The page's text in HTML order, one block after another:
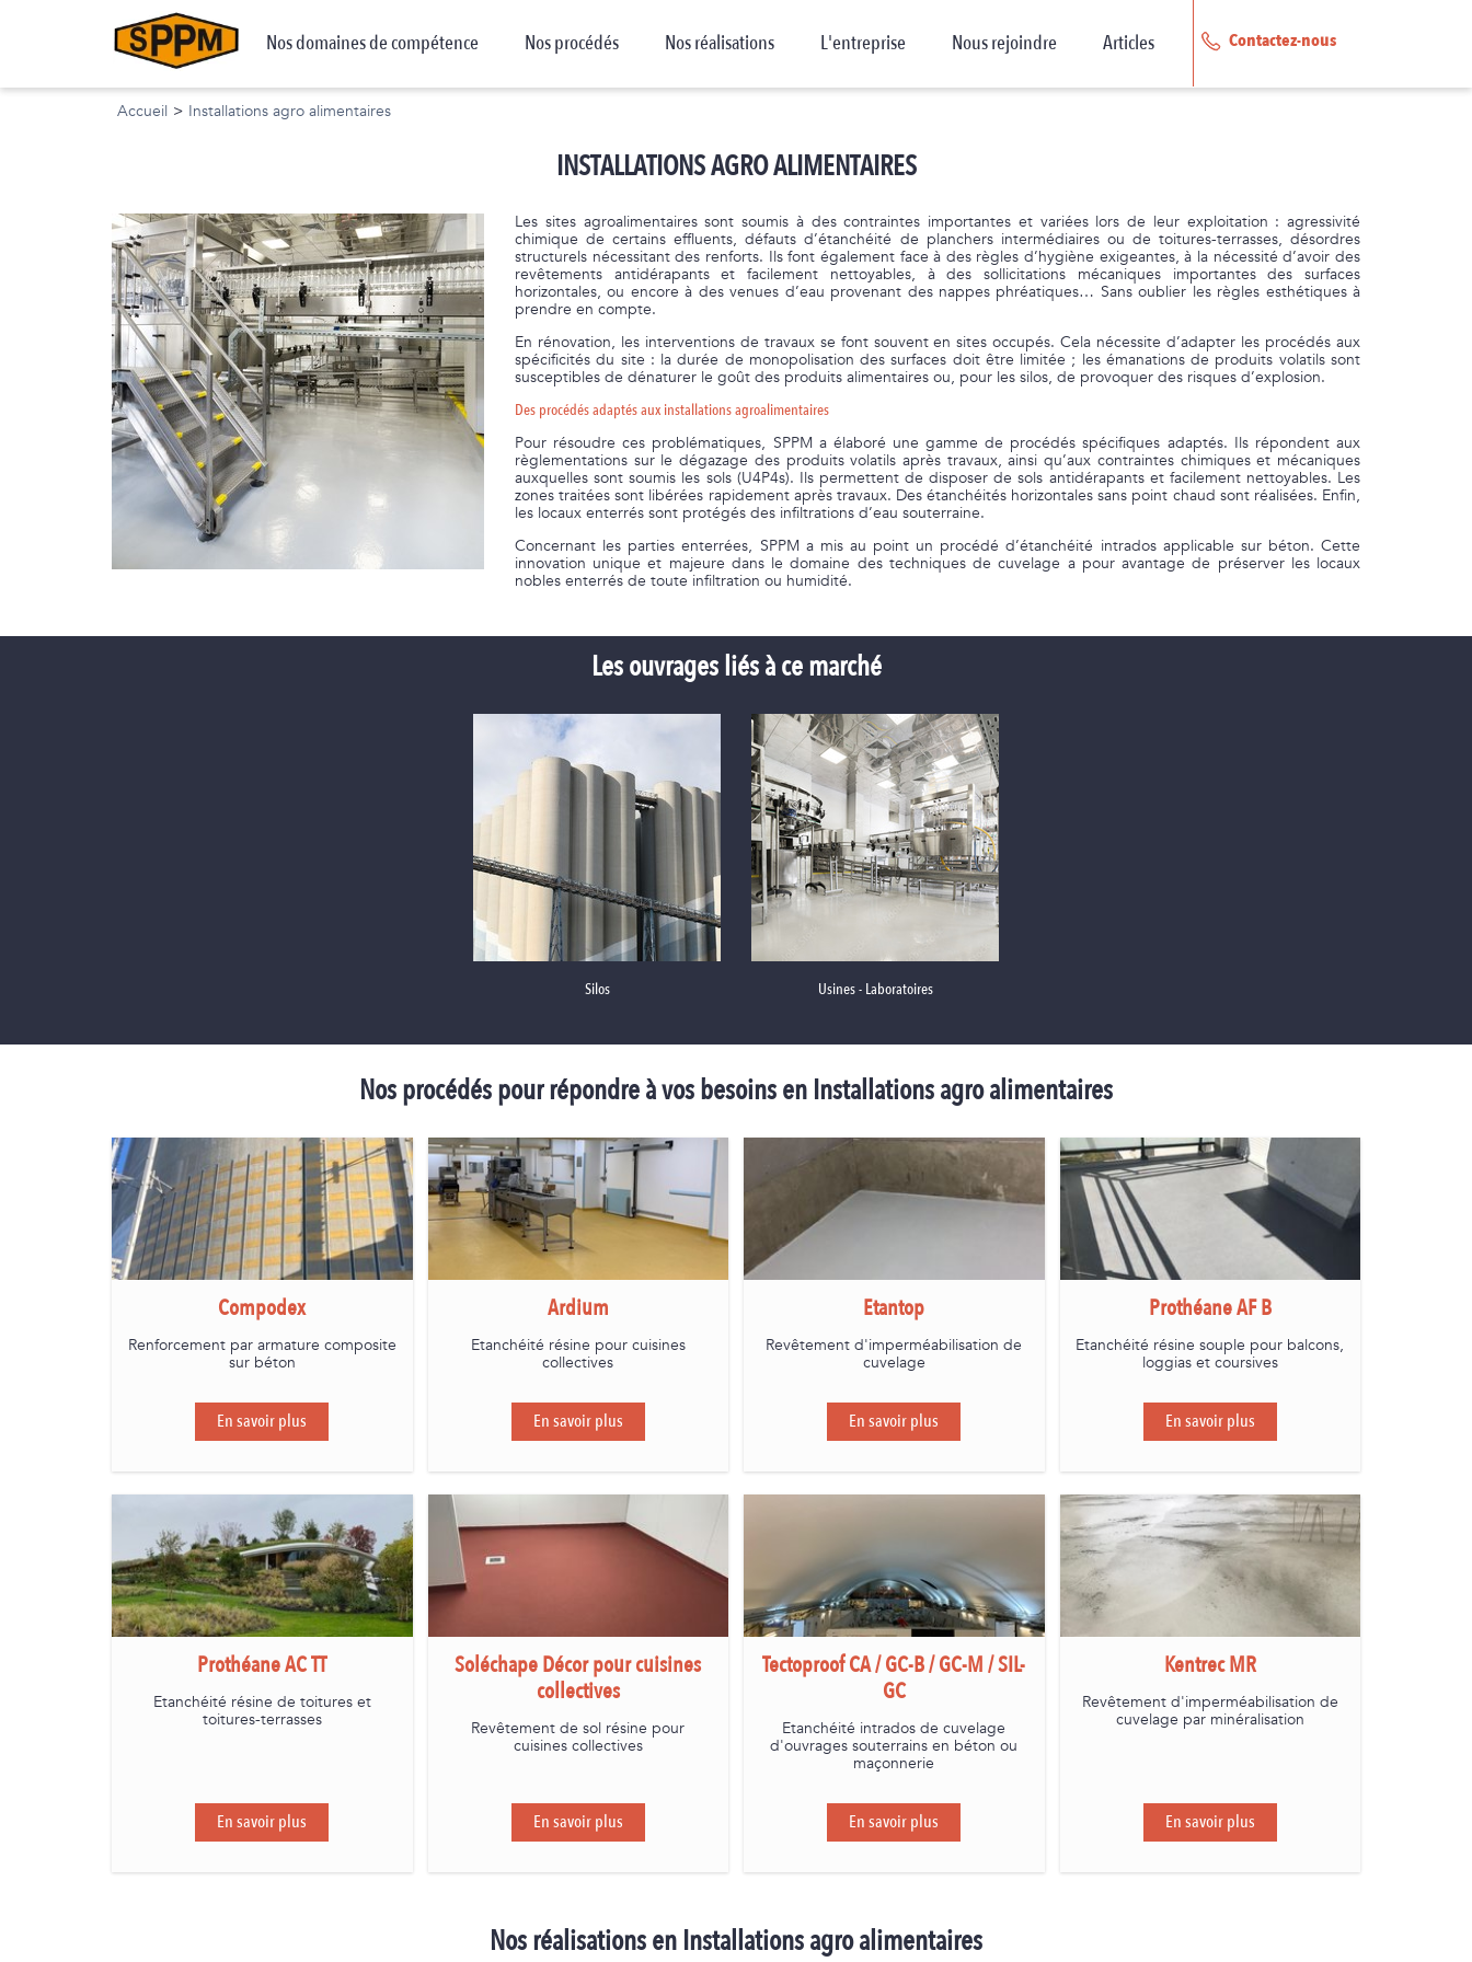
Nos domaines de compétence Nos procédés Nos réalisations L'entreprise Nous rejoindre Articles Contactez-nous
Accueil > Installations agro alimentaires
INSTALLATIONS AGRO ALIMENTAIRES
Les sites agroalimentaires sont soumis à des contraintes importantes et variées lors de leur exploitation : agressivité
chimique de certains effluents, défauts d’étanchéité de planchers intermédiaires ou de toitures-terrasses, désordres
structurels nécessitant des renforts. Ils font également face à des règles d’hygiène exigeantes, à la nécessité d’avoir des
revêtements antidérapants et facilement nettoyables, à des sollicitations mécaniques importantes des surfaces
horizontales, ou encore à des venues d’eau provenant des nappes phréatiques… Sans oublier les règles esthétiques à
prendre en compte.
En rénovation, les interventions de travaux se font souvent en sites occupés. Cela nécessite d’adapter les procédés aux
spécificités du site : la durée de monopolisation des surfaces doit être limitée ; les émanations de produits volatils sont
susceptibles de dénaturer le goût des produits alimentaires ou, pour les silos, de provoquer des risques d’explosion.
Des procédés adaptés aux installations agroalimentaires
Pour résoudre ces problématiques, SPPM a élaboré une gamme de procédés spécifiques adaptés. Ils répondent aux
règlementations sur le dégazage des produits volatils après travaux, ainsi qu’aux contraintes chimiques et mécaniques
auxquelles sont soumis les sols (U4P4s). Ils permettent de disposer de sols antidérapants et facilement nettoyables. Les
zones traitées sont libérées rapidement après travaux. Des étanchéités horizontales sans point chaud sont réalisées. Enfin,
les locaux enterrés sont protégés des infiltrations d’eau souterraine.
Concernant les parties enterrées, SPPM a mis au point un procédé d’étanchéité intrados applicable sur béton. Cette
innovation unique et majeure dans le domaine des techniques de cuvelage a pour avantage de préserver les locaux
nobles enterrés de toute infiltration ou humidité.
Les ouvrages liés à ce marché
Silos Usines - Laboratoires
Nos procédés pour répondre à vos besoins en Installations agro alimentaires
Compodex
Renforcement par armature composite
sur béton
En savoir plus
Ardium
Etanchéité résine pour cuisines
collectives
En savoir plus
Etantop
Revêtement d'imperméabilisation de
cuvelage
En savoir plus
Prothéane AF B
Etanchéité résine souple pour balcons,
loggias et coursives
En savoir plus
Prothéane AC TT
Etanchéité résine de toitures et
toitures-terrasses
En savoir plus
Soléchape Décor pour cuisines
collectives
Revêtement de sol résine pour
cuisines collectives
En savoir plus
Tectoproof CA / GC-B / GC-M / SIL-
GC
Etanchéité intrados de cuvelage
d'ouvrages souterrains en béton ou
maçonnerie
En savoir plus
Kentrec MR
Revêtement d'imperméabilisation de
cuvelage par minéralisation
En savoir plus
Nos réalisations en Installations agro alimentaires